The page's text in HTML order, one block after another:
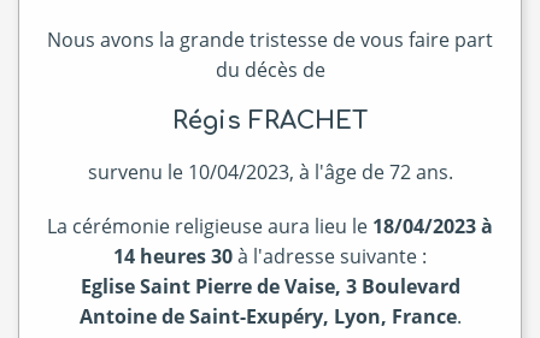
Nous avons la grande tristesse de vous faire part
du décès de
Régis FRACHET
survenu le 10/04/2023, à l'âge de 72 ans.
La cérémonie religieuse aura lieu le 18/04/2023 à
14 heures 30à l'adresse suivante :
Eglise Saint Pierre de Vaise, 3 Boulevard
Antoine de Saint-Exupéry, Lyon, France.